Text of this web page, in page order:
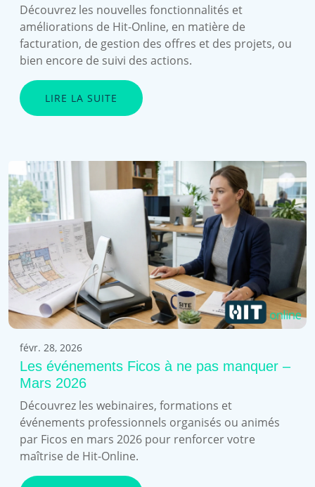
Découvrez les nouvelles fonctionnalités et
améliorations de Hit-Online, en matière de
facturation, de gestion des offres et des projets, ou
bien encore de suivi des actions.
LIRE LA SUITE
févr. 28, 2026
Les événements Ficos à ne pas manquer –
Mars 2026
Découvrez les webinaires, formations et
événements professionnels organisés ou animés
par Ficos en mars 2026 pour renforcer votre
maîtrise de Hit-Online.